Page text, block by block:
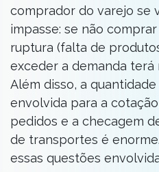
comprador do varejo se
impasse: se não
ruptura (falta de
exceder a demanda terá
Além disso, a
envolvida para a
pedidos e a checagem
de transportes é
essas questões